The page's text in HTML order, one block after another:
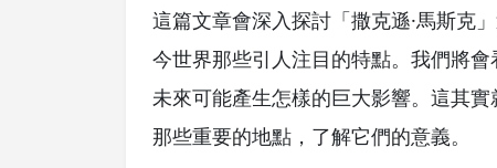
這篇文章會深入探討「撒克遜·馬斯克
今世界那些引人注目的特點。我們將
未來可能產生怎樣的巨大影響。這其
那些重要的地點，了解它們的意義。